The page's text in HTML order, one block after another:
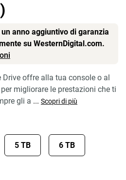
anno aggiuntivo di garanzia
su WesternDigital.com.
Drive offre alla tua console o al
migliorare le prestazioni che ti
gli a ... Scopri di più
5 TB 6 TB